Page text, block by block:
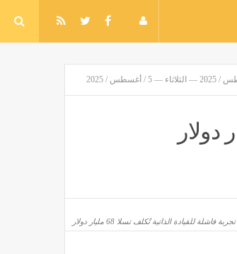
تجربة فاشلة للقيادة الذاتية تُكلف تسلا 68 مليار دولار